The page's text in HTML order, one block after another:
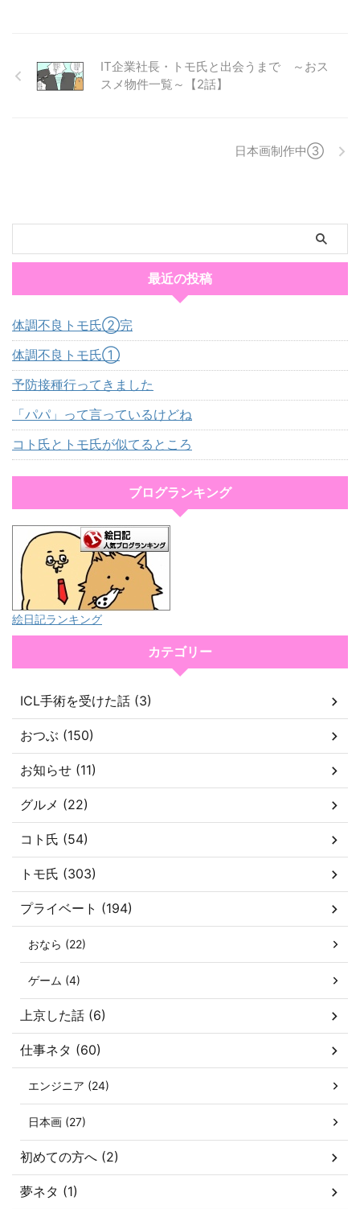
IT企業社長・トモ氏と出会うまで ～おス
スメ物件一覧～【2話】
日本画制作中③
最近の投稿
体調不良トモ氏②完
体調不良トモ氏①
予防接種行ってきました
「パパ」って言っているけどね
コト氏とトモ氏が似てるところ
ブログランキング
絵日記ランキング
カテゴリー
ICL手術を受けた話 (3)
おつぶ (150)
お知らせ (11)
グルメ (22)
コト氏 (54)
トモ氏 (303)
プライベート (194)
おなら (22)
ゲーム (4)
上京した話 (6)
仕事ネタ (60)
エンジニア (24)
日本画 (27)
初めての方へ (2)
夢ネタ (1)